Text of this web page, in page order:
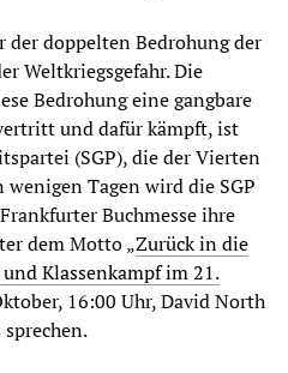
der doppelten Bedrohung der
Weltkriegsgefahr. Die
Bedrohung eine gangbare
und dafür kämpft, ist
(SGP), die der Vierten
Tagen wird die SGP
Buchmesse ihre
dem Motto „Zurück in die
Klassenkampf im 21.
16:00 Uhr, David North